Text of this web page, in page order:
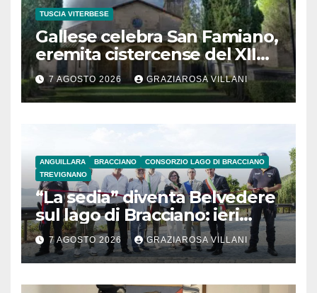
TUSCIA VITERBESE
Gallese celebra San Famiano,
eremita cistercense del XII
secolo
7 AGOSTO 2026 GRAZIAROSA VILLANI
ANGUILLARA BRACCIANO
CONSORZIO LAGO DI BRACCIANO
TREVIGNANO
“La sedia” diventa Belvedere
sul lago di Bracciano: ieri
l’inaugurazione
7 AGOSTO 2026 GRAZIAROSA VILLANI